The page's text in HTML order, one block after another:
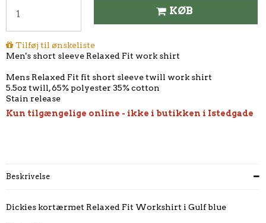
KØB
Tilføj til ønskeliste
Men's short sleeve Relaxed Fit work shirt
Mens Relaxed Fit fit short sleeve twill work shirt
5.5oz twill, 65% polyester 35% cotton
Stain release
Kun tilgængelige online - ikke i butikken i Istedgade
Beskrivelse
Dickies kortærmet Relaxed Fit Workshirt i Gulf blue